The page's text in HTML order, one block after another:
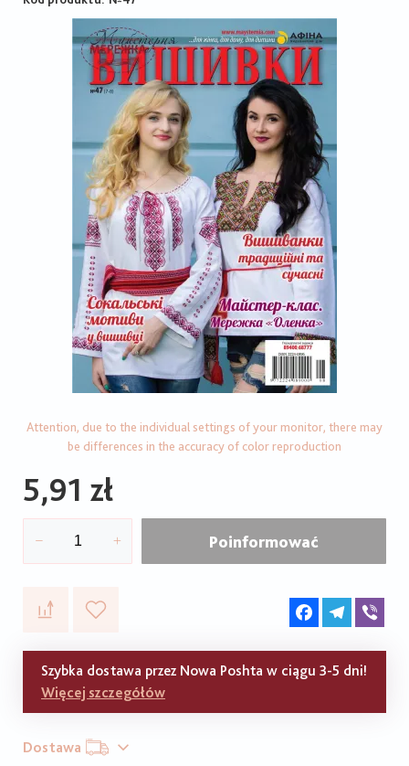
Attention, due to the individual settings of your monitor, there may
be differences in the accuracy of color reproduction
5,91 zł
Poinformować
FacebookTelegram
Szybka dostawa przez Nowa Poshta w ciągu 3-5 dni!
Więcej szczegółów
Dostawa